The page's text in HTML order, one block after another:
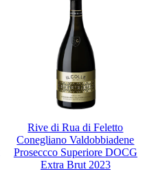
Rive di Rua di Feletto
Conegliano Valdobbiadene
Proseccco Superiore DOCG
Extra Brut 2023